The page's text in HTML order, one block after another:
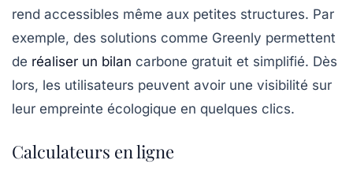
rend accessibles même aux petites structures. Par
exemple, des solutions comme Greenly permettent
de réaliser un bilan carbone gratuit et simplifié. Dès
lors, les utilisateurs peuvent avoir une visibilité sur
leur empreinte écologique en quelques clics.
Calculateurs en ligne